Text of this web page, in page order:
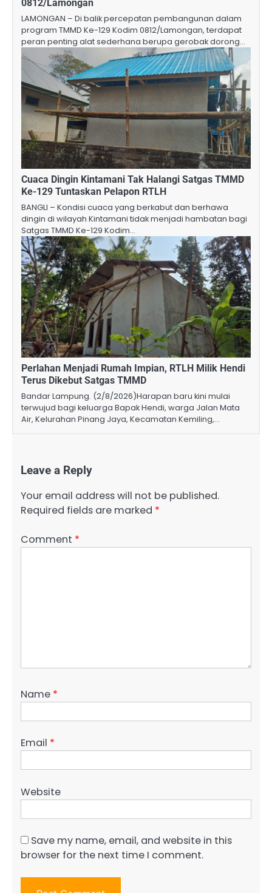
0812/Lamongan
LAMONGAN – Di balik percepatan pembangunan dalam
program TMMD Ke-129 Kodim 0812/Lamongan, terdapat
peran penting alat sederhana berupa gerobak dorong…
Cuaca Dingin Kintamani Tak Halangi Satgas TMMD
Ke-129 Tuntaskan Pelapon RTLH
BANGLI – Kondisi cuaca yang berkabut dan berhawa
dingin di wilayah Kintamani tidak menjadi hambatan bagi
Satgas TMMD Ke-129 Kodim…
Perlahan Menjadi Rumah Impian, RTLH Milik Hendi
Terus Dikebut Satgas TMMD
Bandar Lampung. (2/8/2026)Harapan baru kini mulai
terwujud bagi keluarga Bapak Hendi, warga Jalan Mata
Air, Kelurahan Pinang Jaya, Kecamatan Kemiling,…
Leave a Reply
Your email address will not be published.
Required fields are marked *
Comment *
Name *
Email *
Website
Save my name, email, and website in this
browser for the next time I comment.